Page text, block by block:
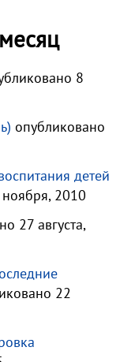
8
опубликовано
детей
2010
27 августа,
22